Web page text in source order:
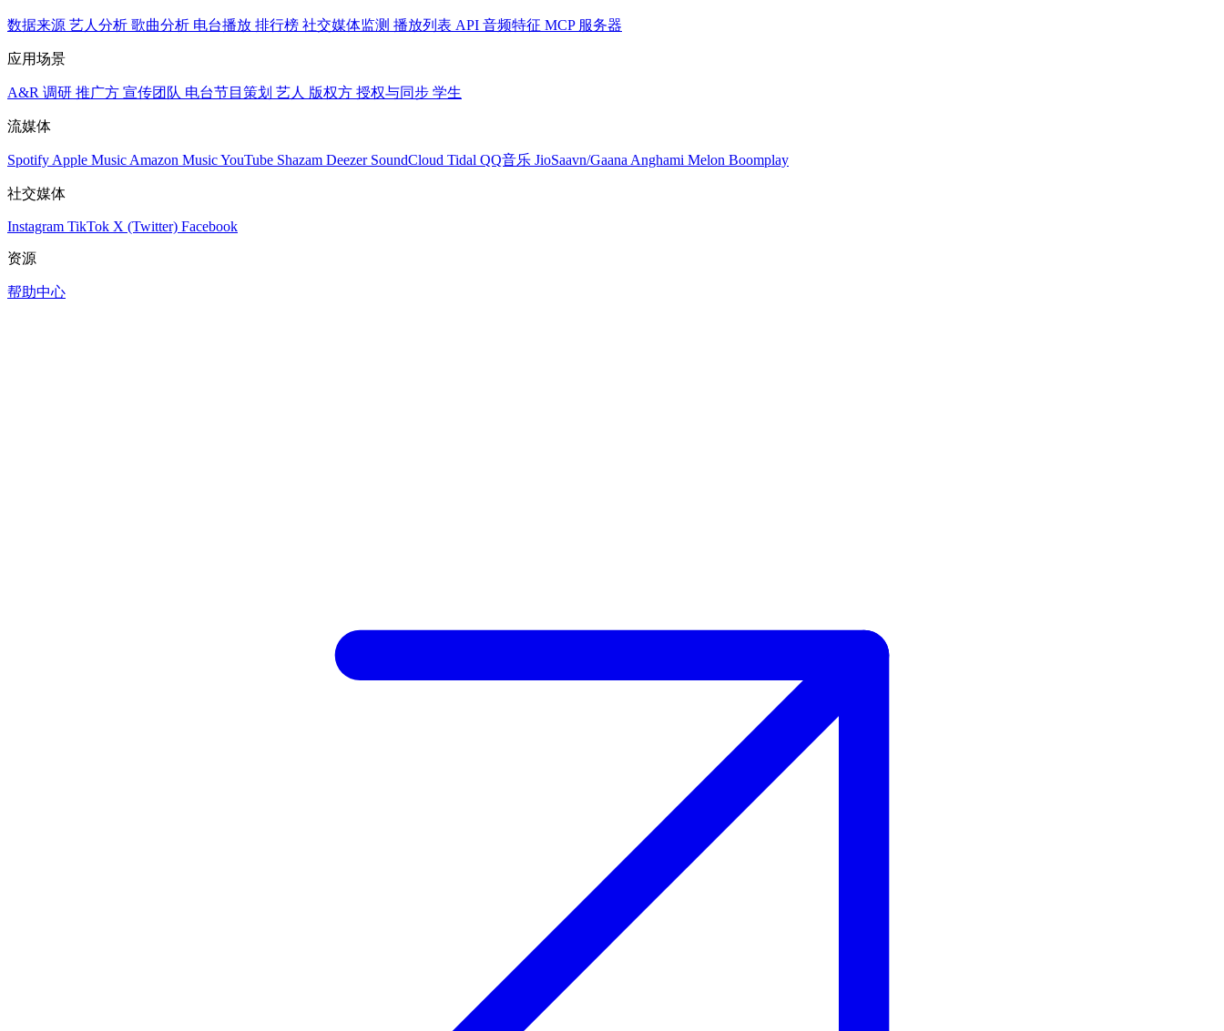
数据来源 艺人分析 歌曲分析 电台播放 排行榜 社交媒体监测 播放列表 API 音频特征 MCP 服务器
应用场景
A&R 调研 推广方 宣传团队 电台节目策划 艺人 版权方 授权与同步 学生
流媒体
Spotify Apple Music Amazon MusicYouTube Shazam Deezer SoundCloud Tidal QQ音乐 JioSaavn/Gaana Anghami Melon Boomplay
社交媒体
Instagram TikTok X (Twitter) Facebook
资源
帮助中心